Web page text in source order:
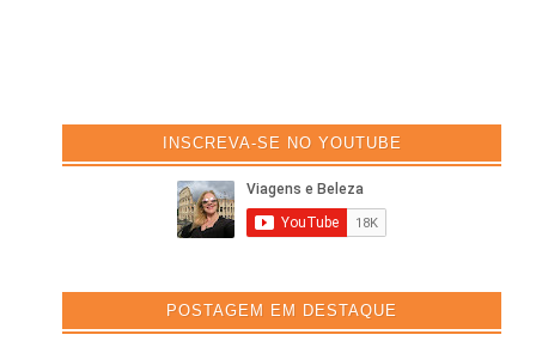
INSCREVA-SE NO YOUTUBE
POSTAGEM EM DESTAQUE